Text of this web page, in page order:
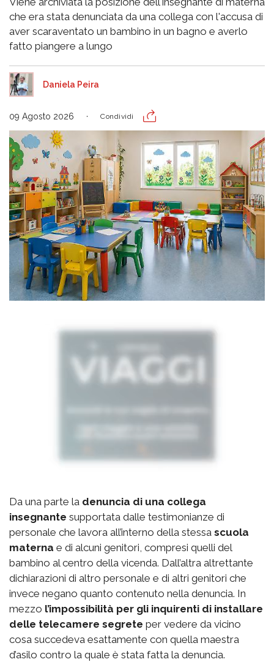
che era stata denunciata da una collega con l'accusa di
aver scaraventato un bambino in un bagno e averlo
fatto piangere a lungo
Daniela Peira
09 Agosto 2026 Condividi
Da una parte la denuncia di una collega
insegnante supportata dalle testimonianze di
personale che lavora all’interno della stessa scuola
materna e di alcuni genitori, compresi quelli del
bambino al centro della vicenda. Dall’altra altrettante
dichiarazioni di altro personale e di altri genitori che
invece negano quanto contenuto nella denuncia. In
mezzo l’impossibilità per gli inquirenti di installare
delle telecamere segrete per vedere da vicino
cosa succedeva esattamente con quella maestra
d’asilo contro la quale è stata fatta la denuncia.